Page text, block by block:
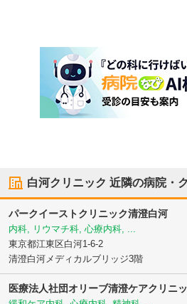
白河クリニック 近隣の病院・
パークイーストクリニック清澄白河
内科, リウマチ科, 心療内科, ...
東京都江東区白河1-6-2
清澄白河メディカルブリッジ3階
医療法人社団オリーブ清澄ケアクリニ